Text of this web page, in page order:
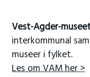
Vest-Agder-
interkommunal
museer i fylket.
Les om VAM her >